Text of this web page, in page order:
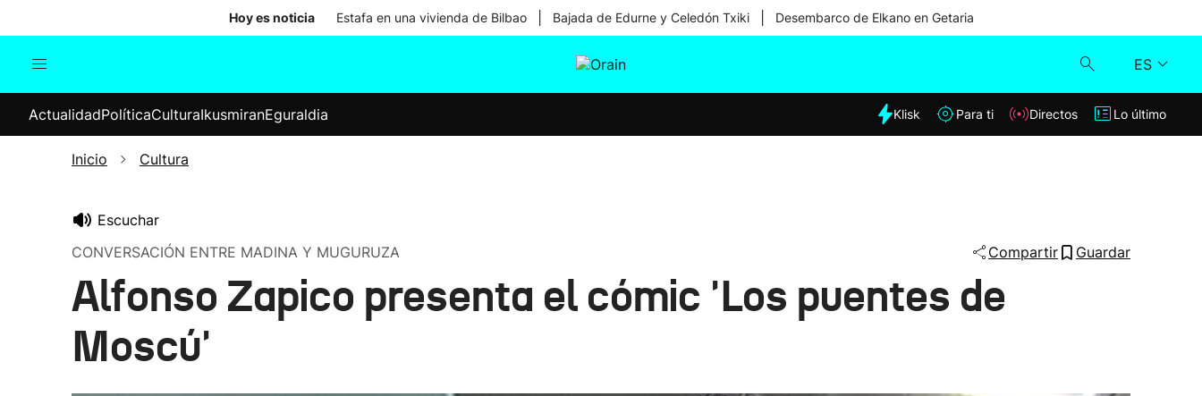
Hoy es noticia Estafa en una vivienda de Bilbao Bajada de Edurne y Celedón Txiki Desembarco de Elkano en Getaria
ES
Internacional
Elecciones
Klisk
ActualidadPolíticaCulturaIkusmiranEguraldia Klisk Para ti Directos Lo último
Inicio Cultura
Escuchar
CONVERSACIÓN ENTRE MADINA Y MUGURUZA
Compartir Guardar
Alfonso Zapico presenta el cómic 'Los puentes de
Moscú'